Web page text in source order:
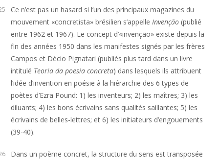
Ce n’est pas un hasard si l’un des principaux magazines du
mouvement «concretista» brésilien s’appelleInvenção(publié
entre 1962 et 1967). Le concept d’«invenção» existe depuis la
fin des années 1950 dans les manifestes signés par les frères
Campos et Décio Pignatari (publiés plus tard dans un livre
intitulé Teoria da poesia concreta) dans lesquels ils attribuent
l’idée d’invention en poésie à la hiérarchie des 6 types de
poètes d’Ezra Pound: 1) les inventeurs; 2) les maîtres; 3) les
diluants; 4) les bons écrivains sans qualités saillantes; 5) les
écrivains de belles-lettres; et 6) les initiateurs d’engouements
(39-40).
Dans un poème concret, la structure du sens est transposée